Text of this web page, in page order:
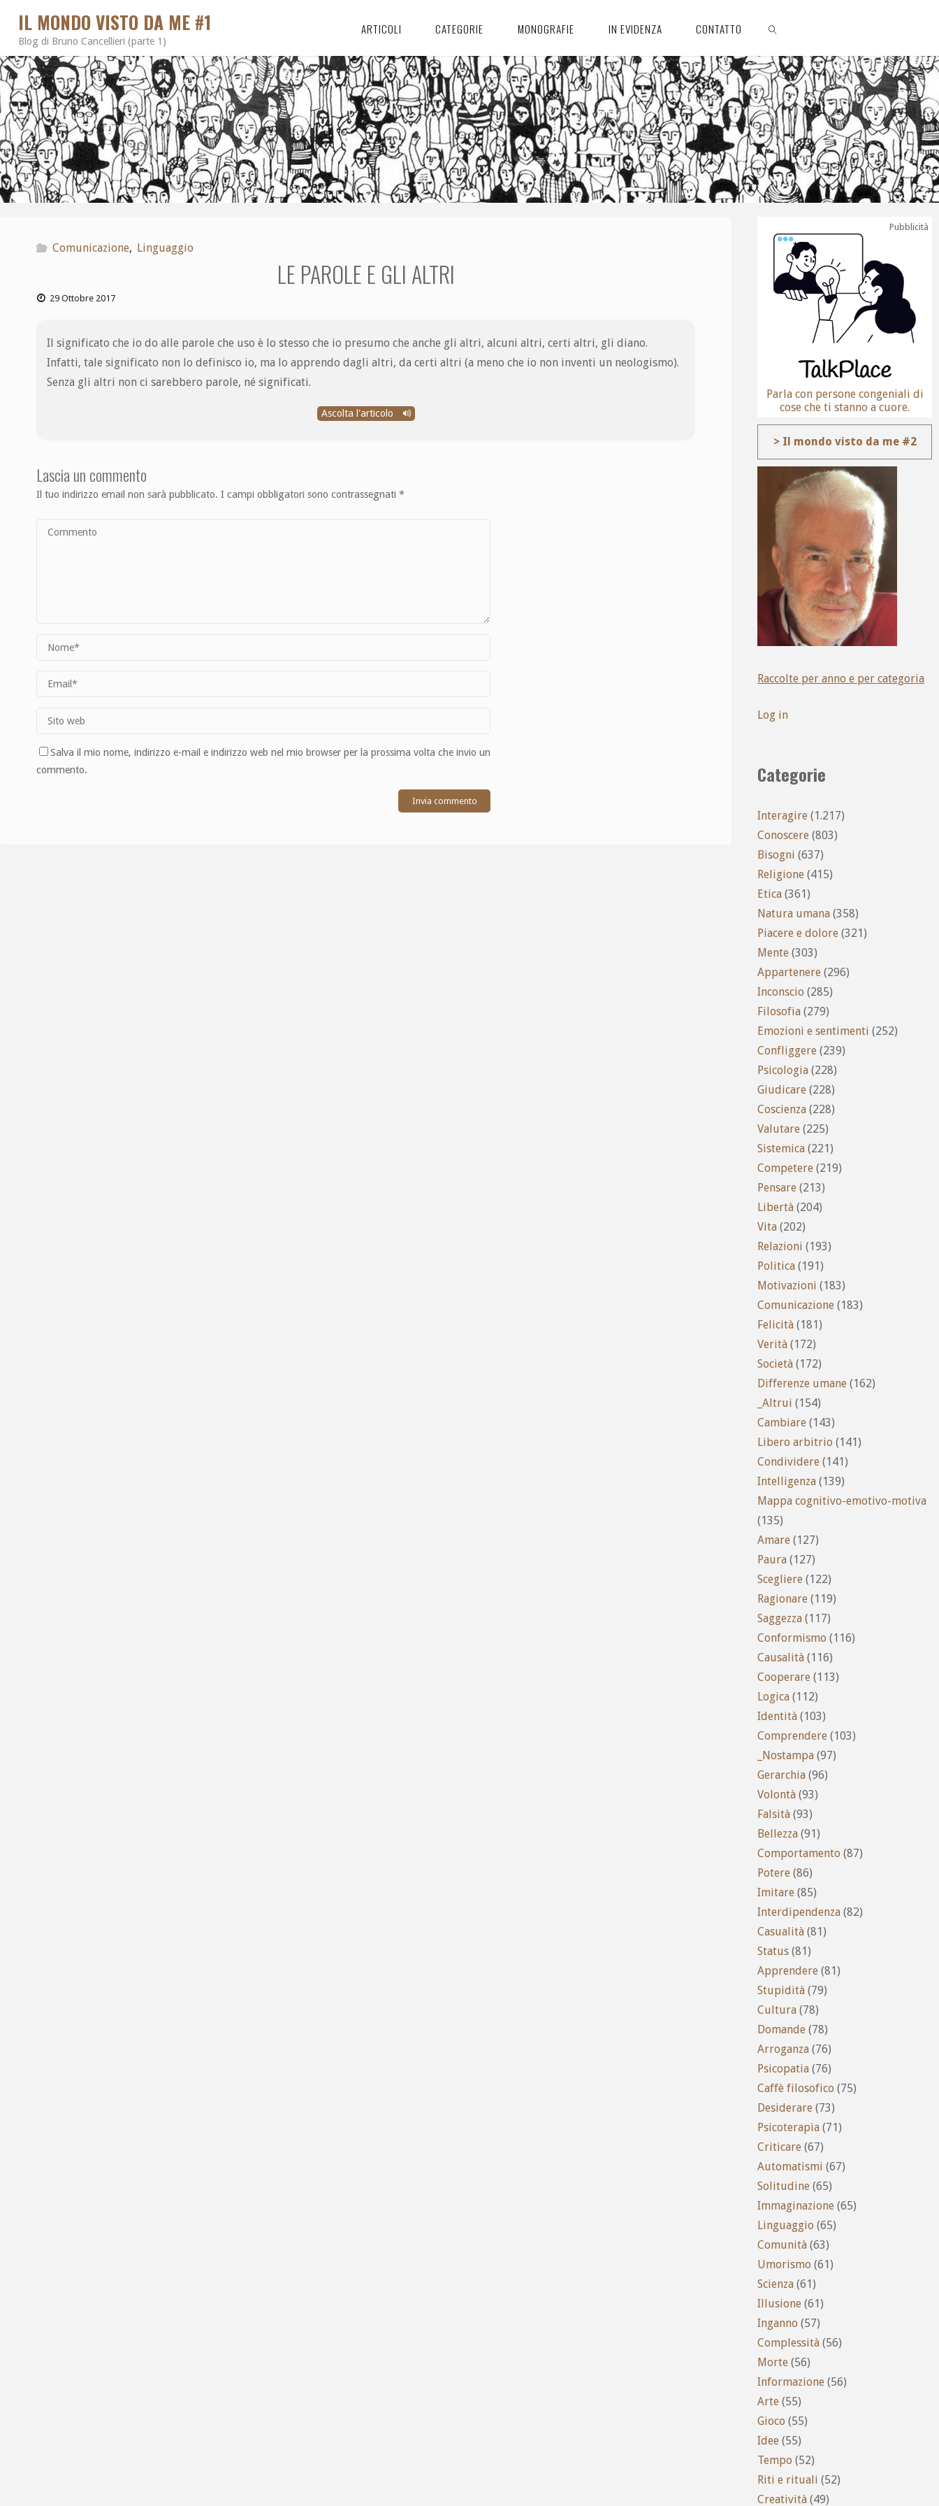
IL MONDO VISTO DA ME #1
Blog di Bruno Cancellieri (parte 1)
ARTICOLI CATEGORIE MONOGRAFIE IN EVIDENZA CONTATTO
CERCA
Comunicazione, Linguaggio
LE PAROLE E GLI ALTRI
29 Ottobre 2017
Il significato che io do alle parole che uso è lo stesso che io presumo che anche gli altri, alcuni altri, certi altri, gli diano.
Infatti, tale significato non lo definisco io, ma lo apprendo dagli altri, da certi altri (a meno che io non inventi un neologismo).
Senza gli altri non ci sarebbero parole, né significati.
Ascolta l'articolo
Lascia un commento
Il tuo indirizzo email non sarà pubblicato. I campi obbligatori sono contrassegnati*
Salva il mio nome, indirizzo e-mail e indirizzo web nel mio browser per la prossima volta che invio un
commento.
Pubblicità
Parla con persone congeniali di
cose che ti stanno a cuore.
> Il mondo visto da me #2
Raccolte per anno e per categoria
Log in
Categorie
Interagire (1.217)
Conoscere (803)
Bisogni (637)
Religione (415)
Etica (361)
Natura umana (358)
Piacere e dolore (321)
Mente (303)
Appartenere (296)
Inconscio (285)
Filosofia (279)
Emozioni e sentimenti (252)
Confliggere (239)
Psicologia (228)
Giudicare (228)
Coscienza (228)
Valutare (225)
Sistemica (221)
Competere (219)
Pensare (213)
Libertà (204)
Vita (202)
Relazioni (193)
Politica (191)
Motivazioni (183)
Comunicazione (183)
Felicità (181)
Verità (172)
Società (172)
Differenze umane (162)
_Altrui (154)
Cambiare (143)
Libero arbitrio (141)
Condividere (141)
Intelligenza (139)
Mappa cognitivo-emotivo-motiva
(135)
Amare (127)
Paura (127)
Scegliere (122)
Ragionare (119)
Saggezza (117)
Conformismo (116)
Causalità (116)
Cooperare (113)
Logica (112)
Identità (103)
Comprendere (103)
_Nostampa (97)
Gerarchia (96)
Volontà (93)
Falsità (93)
Bellezza (91)
Comportamento (87)
Potere (86)
Imitare (85)
Interdipendenza (82)
Casualità (81)
Status (81)
Apprendere (81)
Stupidità (79)
Cultura (78)
Domande (78)
Arroganza (76)
Psicopatia (76)
Caffè filosofico (75)
Desiderare (73)
Psicoterapia (71)
Criticare (67)
Automatismi (67)
Solitudine (65)
Immaginazione (65)
Linguaggio (65)
Comunità (63)
Umorismo (61)
Scienza (61)
Illusione (61)
Inganno (57)
Complessità (56)
Morte (56)
Informazione (56)
Arte (55)
Gioco (55)
Idee (55)
Tempo (52)
Riti e rituali (52)
Creatività (49)